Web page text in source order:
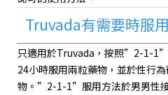
Truvada有需要時服
只適用於Truvada，按照”2-1-
24小時服用兩粒藥物，並於性行
物。”2-1-1”服用方法於男男性